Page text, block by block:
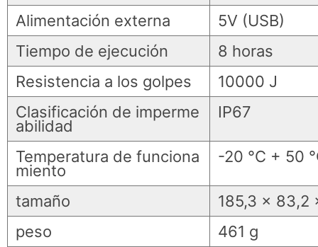
Alimentación externa
5V (USB)
Tiempo de ejecución
8 horas
Resistencia a los golpes
10000 J
Clasificación de imperme
abilidad
IP67
Temperatura de funciona
miento
-20 °C + 50
tamaño
185,3 x 83,2
peso
461 g